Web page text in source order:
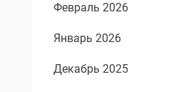
Февраль 2026
Январь 2026
Декабрь 2025